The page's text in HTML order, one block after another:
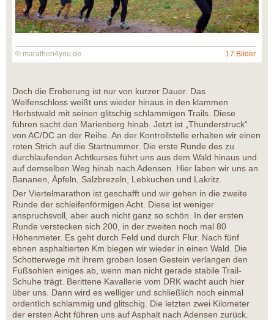
© marathon4you.de 17 Bilder
Doch die Eroberung ist nur von kurzer Dauer. Das
Welfenschloss weißt uns wieder hinaus in den klammen
Herbstwald mit seinen glitschig schlammigen Trails. Diese
führen sacht den Marienberg hinab. Jetzt ist „Thunderstruck“
von AC/DC an der Reihe. An der Kontrollstelle erhalten wir einen
roten Strich auf die Startnummer. Die erste Runde des zu
durchlaufenden Achtkurses führt uns aus dem Wald hinaus und
auf demselben Weg hinab nach Adensen. Hier laben wir uns an
Bananen, Äpfeln, Salzbrezeln, Lebkuchen und Lakritz.
Der Viertelmarathon ist geschafft und wir gehen in die zweite
Runde der schleifenförmigen Acht. Diese ist weniger
anspruchsvoll, aber auch nicht ganz so schön. In der ersten
Runde verstecken sich 200, in der zweiten noch mal 80
Höhenmeter. Es geht durch Feld und durch Flur. Nach fünf
ebnen asphaltierten Km biegen wir wieder in einen Wald. Die
Schotterwege mit ihrem groben losen Gestein verlangen den
Fußsohlen einiges ab, wenn man nicht gerade stabile Trail-
Schuhe trägt. Berittene Kavallerie vom DRK wacht auch hier
über uns. Dann wird es welliger und schließlich noch einmal
ordentlich schlammig und glitschig. Die letzten zwei Kilometer
der ersten Acht führen uns auf Asphalt nach Adensen zurück.